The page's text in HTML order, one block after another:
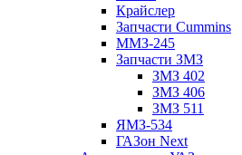
Крайслер
Запчасти Cummins
ММЗ-245
Запчасти ЗМЗ
ЗМЗ 402
ЗМЗ 406
ЗМЗ 511
ЯМЗ-534
ГАЗон Next